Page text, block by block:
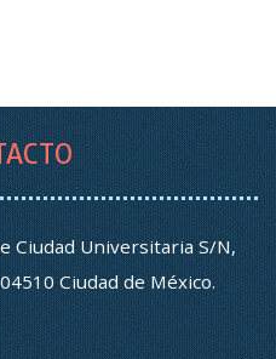
Ciudad Universitaria S/N,
Ciudad de México.